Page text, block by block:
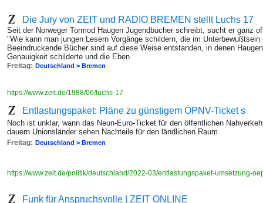
Die Jury von ZEIT und RADIO BREMEN stellt Luchs 17
Seit der Norweger Tormod Haugen Jugendbücher schreibt, sucht er ganz
"Wie kann man jungen Lesern Vorgänge schildern, die im
Beeindruckende Bücher sind auf diese Weise entstanden, in denen
Genauigkeit schilderte und die Eben
Freitag: Deutschland > Bremen
https://www.zeit.de/1988/06/luchs-17
Entlastungspaket: Pläne zu günstigem ÖPNV-Ticket s
Noch ist unklar, wann das Neun-Euro-Ticket für den öffentlichen
dauern Unionsländer sehen Nachteile für den ländlichen Raum
Freitag: Deutschland > Bremen
https://www.zeit.de/politik/deutschland/2022-03/entlastungspaket-umsetzung-
Funk für Anspruchsvolle | ZEIT ONLINE